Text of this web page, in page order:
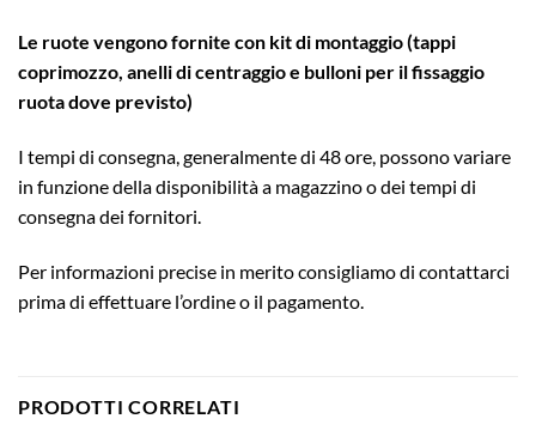
Le ruote vengono fornite con kit di montaggio (tappi
coprimozzo, anelli di centraggio e bulloni per il fissaggio
ruota dove previsto)
I tempi di consegna, generalmente di 48 ore, possono variare
in funzione della disponibilità a magazzino o dei tempi di
consegna dei fornitori.
Per informazioni precise in merito consigliamo di contattarci
prima di effettuare l’ordine o il pagamento.
PRODOTTI CORRELATI